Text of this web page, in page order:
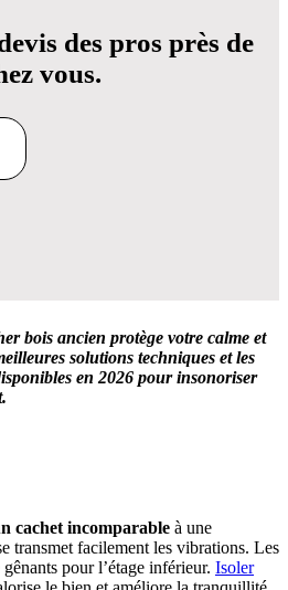
des pros près de
vous.
bois ancien protège votre calme et
solutions techniques et les
en 2026 pour insonoriser
cachet incomparable à une
transmet facilement les vibrations. Les
pour l’étage inférieur. Isoler